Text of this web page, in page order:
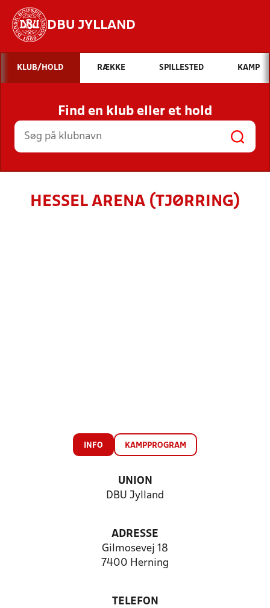
DBU JYLLAND
Hvad vil du søge efter?
INDHOLD OG NYHEDER
STILLINGER, RESULTATER, KLUBBER OG
HOLD
KLUB/HOLD RÆKKE SPILLESTED KAMP
Find en klub eller et hold
HESSEL ARENA (TJØRRING)
INFO KAMPPROGRAM
UNION
DBU Jylland
ADRESSE
Gilmosevej 18
7400 Herning
TELEFON